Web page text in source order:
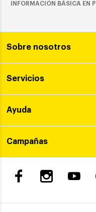
INFORMACIÓN BÁSICA EN
Sobre nosotros
Servicios
Ayuda
Campañas